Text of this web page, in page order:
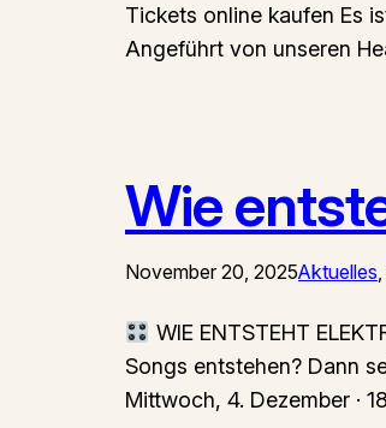
Tickets online kaufen Es
Angeführt von unseren
Wie
November 20, 2025Aktuelles
WIE ENTSTEHT
Songs entstehen? Dann
Mittwoch, 4. Dezember ·